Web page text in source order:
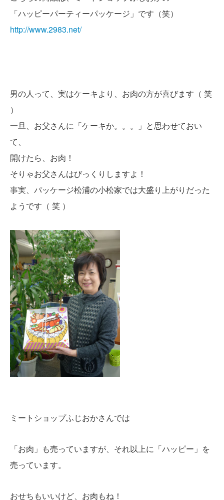
「ハッピーパーティーパッケージ」です（笑）
http://www.2983.net/
男の人って、実はケーキより、お肉の方が喜びます（ 笑
）
一旦、お父さんに「ケーキか。。。」と思わせておい
て、
開けたら、お肉！
そりゃお父さんはびっくりしますよ！
事実、パッケージ松浦の小松家では大盛り上がりだった
ようです（ 笑 ）
ミートショップふじおかさんでは
「お肉」も売っていますが、それ以上に「ハッピー」を
売っています。
おせちもいいけど、お肉もね！